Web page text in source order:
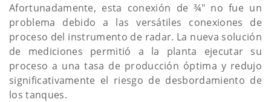
Afortunadamente, esta conexión de ¾" no fue un
problema debido a las versátiles conexiones de
proceso del instrumento de radar. La nueva solución
de mediciones permitió a la planta ejecutar su
proceso a una tasa de producción óptima y redujo
significativamente el riesgo de desbordamiento de
los tanques.